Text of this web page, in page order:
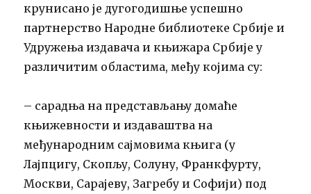
крунисано је дугогодишње успешно
партнерство Народне библиотеке Србије и
Удружења издавача и књижара Србије у
различитим областима, међу којима су:
– сарадња на представљању домаће
књижевности и издаваштва на
међународним сајмовима књига (у
Лајпцигу, Скопљу, Солуну, Франкфурту,
Москви, Сарајеву, Загребу и Софији) под